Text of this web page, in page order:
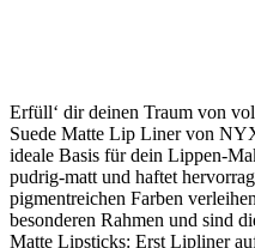
Erfüll‘ dir deinen Traum von
Suede Matte Lip Liner von
ideale Basis für dein Lippen-
pudrig-matt und haftet
pigmentreichen Farben
besonderen Rahmen und sind
Matte Lipsticks: Erst Lipliner